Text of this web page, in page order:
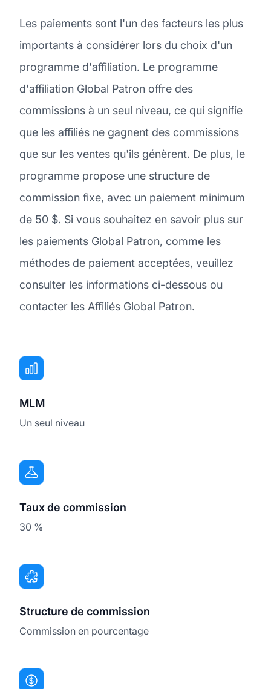
Les paiements sont l'un des facteurs les plus
importants à considérer lors du choix d'un
programme d'affiliation. Le programme
d'affiliation Global Patron offre des
commissions à un seul niveau, ce qui signifie
que les affiliés ne gagnent des commissions
que sur les ventes qu'ils génèrent. De plus, le
programme propose une structure de
commission fixe, avec un paiement minimum
de 50 $. Si vous souhaitez en savoir plus sur
les paiements Global Patron, comme les
méthodes de paiement acceptées, veuillez
consulter les informations ci-dessous ou
contacter les Affiliés Global Patron.
MLM
Un seul niveau
Taux de commission
30 %
Structure de commission
Commission en pourcentage